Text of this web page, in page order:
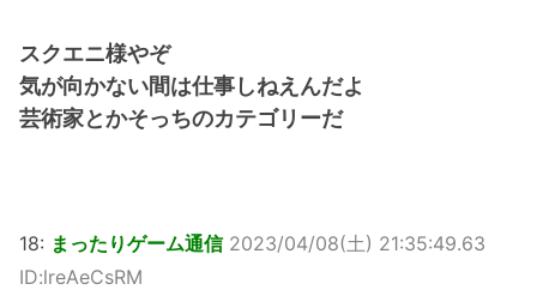
スクエニ様やぞ
気が向かない間は仕事しねえんだよ
芸術家とかそっちのカテゴリーだ
18: まったりゲーム通信 2023/04/08(土) 21:35:49.63
ID:lreAeCsRM